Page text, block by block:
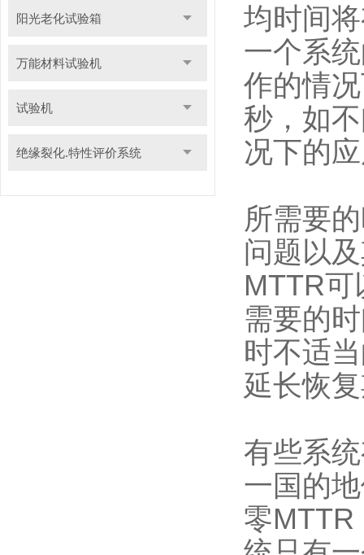
阳光老化试验箱
万能材料试验机
试验机
绝缘裂化.特性评价系统
均时间
一个系
作的情
秒，如
况下的
所需要
问题以
MTTR
需要的
时不适
延长恢
有些系
一国的
零MTTR